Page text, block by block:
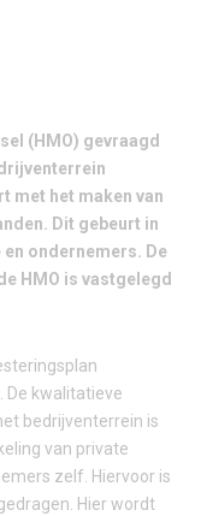
(HMO) gevraagd
met het maken van
Dit gebeurt in
ondernemers. De
HMO is vastgelegd
De kwalitatieve
bedrijventerrein is
van private
zelf. Hiervoor is
Hier wordt